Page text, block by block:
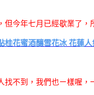
但今年七月已經歇業了，
花蜜酒釀雪花冰 花蓮人
不到，我們也ㄧ樣喔，